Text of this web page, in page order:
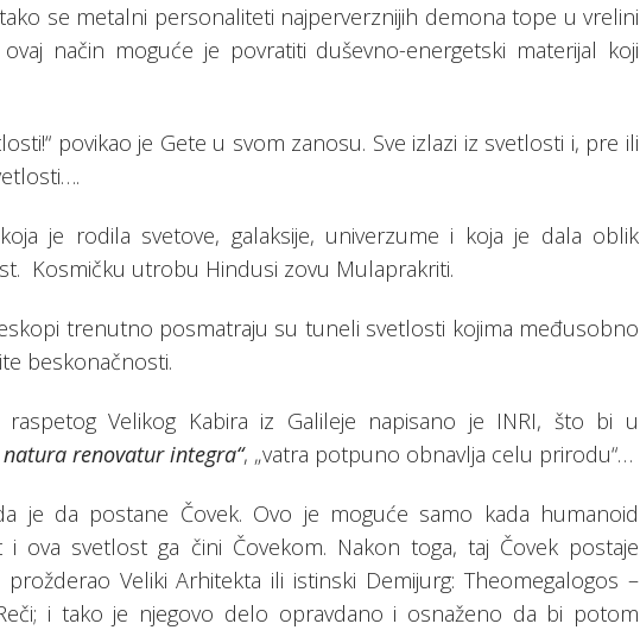
se metalni personaliteti najperverznijih demona tope u vrelini
način moguće je povratiti duševno-energetski materijal koji
povikao je Gete u svom zanosu. Sve izlazi iz svetlosti i, pre ili
je rodila svetove, galaksije, univerzume i koja je dala oblik
Kosmičku utrobu Hindusi zovu Mulaprakriti.
trenutno posmatraju su tuneli svetlosti kojima međusobno
beskonačnosti.
raspetog Velikog Kabira iz Galileje napisano je INRI, što bi u
renovatur integra“, „vatra potpuno obnavlja celu prirodu“…
je da postane Čovek. Ovo je moguće samo kada humanoid
i ova svetlost ga čini Čovekom. Nakon toga, taj Čovek postaje
Veliki Arhitekta ili istinski Demijurg: Theomegalogos –
i tako je njegovo delo opravdano i osnaženo da bi potom